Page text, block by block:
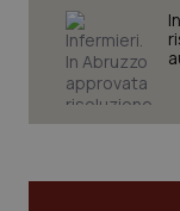
I cookie
sito web
funzionare